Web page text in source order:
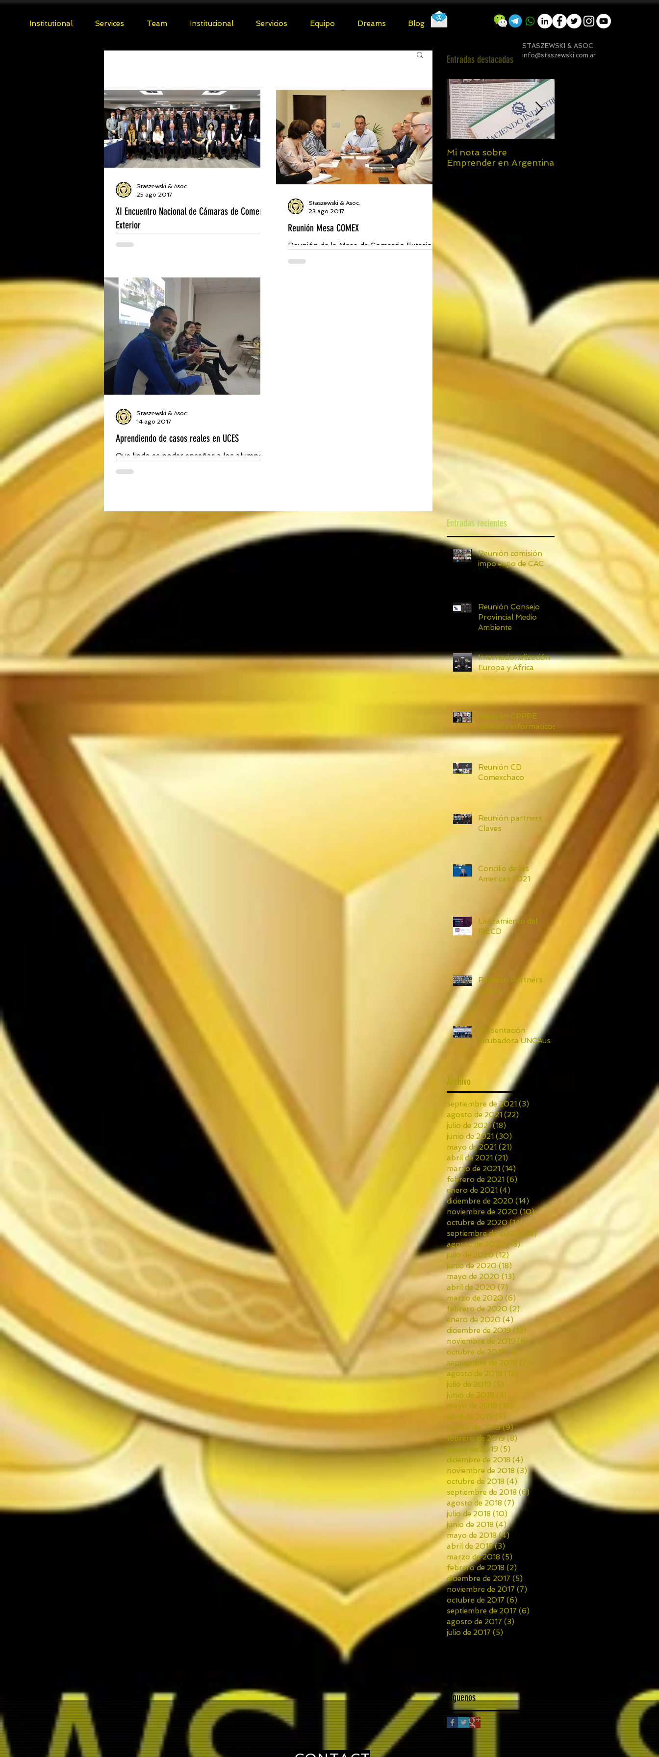
Institutional Services Team Institucional Servicios Equipo Dreams Blog
STASZEWSKI & ASOC
info@staszewski.com.ar
XI Encuentro Nacional de Cámaras de Comercio
Exterior
Se realizó el pasado viernes 25 de agosto
Staszewski & Asoc.
25 ago 2017
Reunión Mesa COMEX
Reunión de la Mesa de Comercio Exterior
(COMEX). En la oportunidad se trataron
Staszewski & Asoc.
23 ago 2017
Aprendiendo de casos reales en UCES
Que lindo es poder enseñar a los alumnos
Staszewski & Asoc.
14 ago 2017
Entradas destacadas
Mi nota sobre
Emprender en Argentina
Entradas recientes
Reunión comisión
impo expo de CAC
Reunión Consejo
Provincial Medio
Ambiente
Internacionalización
Europa y Africa
Reunión CPPPE
servicios informaticos
Reunión CD
Comexchaco
Reunión partners
Claves
Concilio de las
Americas 2021
Lanzamiento del
IPECD
Reunión Partners
Claves
Presentación
incubadora UNCAus
Archivo
septiembre de 2021 (3)
agosto de 2021 (22)
julio de 2021 (18)
junio de 2021 (30)
mayo de 2021 (21)
abril de 2021 (21)
marzo de 2021 (14)
febrero de 2021 (6)
enero de 2021 (4)
diciembre de 2020 (14) 14 entradas
noviembre de 2020 (10)10 entradas
octubre de 2020 (14)14 entradas
septiembre de 2020 (26)26 entradas
agosto de 2020 (13)13 entradas
julio de 2020 (12)12 entradas
junio de 2020 (18) 18 entradas
mayo de 2020 (13) 13 entradas
abril de 2020 (7) 7 entradas
marzo de 2020 (6) 6 entradas
febrero de 2020 (2)2 entradas
enero de 2020 (4) 4 entradas
diciembre de 2019 (13) 13 entradas
noviembre de 2019 (6)
octubre de 2019 (4)
septiembre de 2019 (7)
agosto de 2019 (12)
julio de 2019 (5)
junio de 2019 (3)
mayo de 2019 (16) 16 entradas
abril de 2019 (5) 5 entradas
marzo de 2019 (9)9 entradas
febrero de 2019 (8)
enero de 2019 (5)
diciembre de 2018 (4)
noviembre de 2018 (3) 3 entradas
octubre de 2018 (4) 4 entradas
septiembre de 2018 (6) 6 entradas
agosto de 2018 (7) 7 entradas
julio de 2018 (10) 10 entradas
junio de 2018 (4)4 entradas
mayo de 2018 (4)
abril de 2018 (3)
marzo de 2018 (5)
febrero de 2018 (2)
diciembre de 2017 (5)
noviembre de 2017 (7)
octubre de 2017 (6)
septiembre de 2017 (6)
agosto de 2017 (3)
julio de 2017 (5)
Síguenos